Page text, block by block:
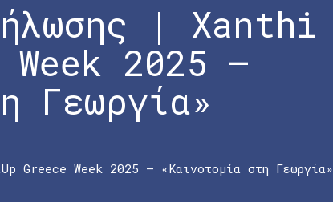
| Xanthi
2025 –
Γεωργία»
Greece Week 2025 – «Καινοτομία στη Γεωργία»